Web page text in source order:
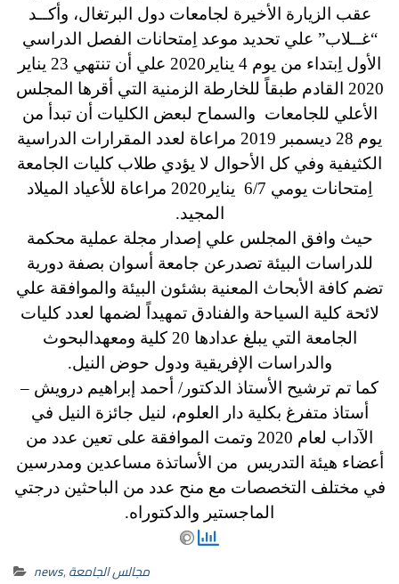
عقب الزيارة الأخيرة لجامعات دول البرتغال، وأكــد
“غــلاب” علي تحديد موعد اِمتحانات الفصل الدراسي
الأول اِبتداء من يوم 4 يناير2020 علي أن تنتهي 23 يناير
2020 القادم طبقاً للخارطة الزمنية التي أقرها المجلس
الأعلي للجامعات والسماح لبعض الكليات أن تبدأ من
يوم 28 ديسمبر 2019 مراعاة لعدد المقرارات الدراسية
الكثيفية وفي كل الأحوال لا يؤدي طلاب كليات الجامعة
اِمتحانات يومي 6/7 يناير2020 مراعاة للأعياد الميلاد
المجيد.
حيث وافق المجلس علي إصدار مجلة عملية محكمة
للدراسات البيئة تصدرعن جامعة أسوان بصفة دورية
تضم كافة الأبحاث المعنية بشئون البيئة والموافقة علي
لائحة كلية السياحة والفنادق تمهيداً لضمها لعدد كليات
الجامعة التي يبلغ عدادها 20 كلية ومعهدالبحوث
والدراسات الإفريقية ودول حوض النيل.
كما تم ترشيح الأستاذ الدكتور/ أحمد إبراهيم درويش –
أستاذ متفرغ بكلية دار العلوم، لنيل جائزة النيل في
الآداب لعام 2020 وتمت الموافقة على تعين عدد من
أعضاء هيئة التدريس من الأساتذة مساعدين ومدرسين
في مختلف التخصصات مع منح عدد من الباحثين درجتي
الماجستير والدكتوراه.
news,مجالس الجامعة